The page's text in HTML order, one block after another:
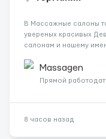
В Массажные салоны
увереных красивых
салонам и нашему
заработная плата
incall / Out...
Massagen
Прямой
8 часов назад